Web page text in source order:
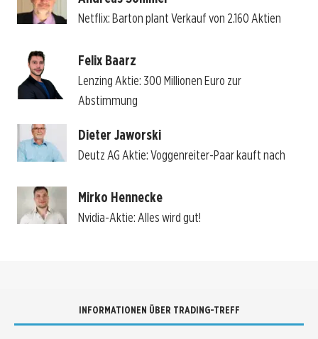
Netflix: Barton plant Verkauf von 2.160 Aktien
Felix Baarz
Lenzing Aktie: 300 Millionen Euro zur
Abstimmung
Dieter Jaworski
Deutz AG Aktie: Voggenreiter-Paar kauft nach
Mirko Hennecke
Nvidia-Aktie: Alles wird gut!
INFORMATIONEN ÜBER TRADING-TREFF